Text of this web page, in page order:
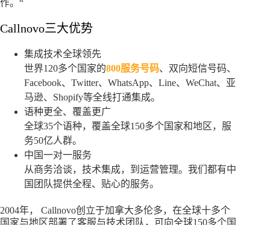
作。“
Callnovo三大优势
集成技术全球领先
世界120多个国家的800服务号码、双向短信号码、
Facebook、Twitter、WhatsApp、Line、WeChat、亚
马逊、Shopify等全线打通集成。
语种更全、覆盖更广
全球35个语种，覆盖全球150多个国家和地区，服
务50亿人群。
中国一对一服务
从商务洽谈，技术集成，到运营管理。我们都有中
国团队提供全程、贴心的服务。
2004年， Callnovo创立于加拿大多伦多，在全球十多个
国家与地区部署了客服与技术团队，可向全球150多个国